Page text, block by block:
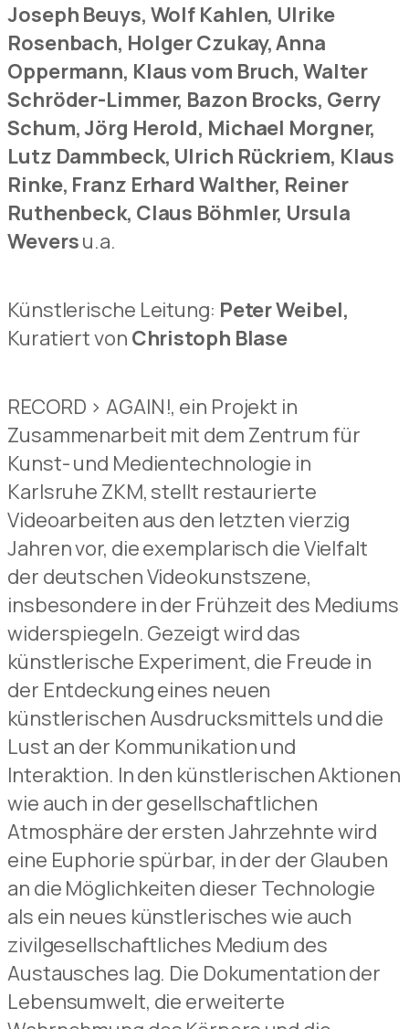
Joseph Beuys, Wolf Kahlen, Ulrike
Rosenbach, Holger Czukay, Anna
Oppermann, Klaus vom Bruch, Walter
Schröder-Limmer, Bazon Brocks, Gerry
Schum, Jörg Herold, Michael Morgner,
Lutz Dammbeck, Ulrich Rückriem, Klaus
Rinke, Franz Erhard Walther, Reiner
Ruthenbeck, Claus Böhmler, Ursula
Weversu.a.
Künstlerische Leitung: Peter Weibel,
Kuratiert von Christoph Blase
RECORD > AGAIN!, ein Projekt in
Zusammenarbeit mit dem Zentrum für
Kunst- und Medientechnologie in
Karlsruhe ZKM, stellt restaurierte
Videoarbeiten aus den letzten vierzig
Jahren vor, die exemplarisch die Vielfalt
der deutschen Videokunstszene,
insbesondere in der Frühzeit des Mediums
widerspiegeln. Gezeigt wird das
künstlerische Experiment, die Freude in
der Entdeckung eines neuen
künstlerischen Ausdrucksmittels und die
Lust an der Kommunikation und
Interaktion. In den künstlerischen Aktionen
wie auch in der gesellschaftlichen
Atmosphäre der ersten Jahrzehnte wird
eine Euphorie spürbar, in der der Glauben
an die Möglichkeiten dieser Technologie
als ein neues künstlerisches wie auch
zivilgesellschaftliches Medium des
Austausches lag. Die Dokumentation der
Lebensumwelt, die erweiterte